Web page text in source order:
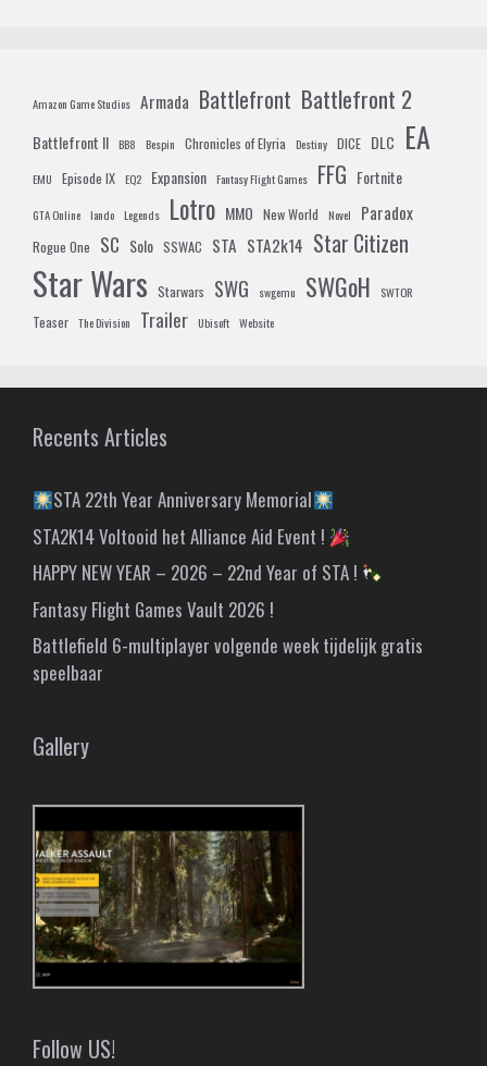
Amazon Game Studios Armada Battlefront Battlefront 2
Battlefront II BB8 Bespin Chronicles of Elyria Destiny DICE DLC EA
EMU Episode IX EQ2 Expansion Fantasy Flight Games FFG Fortnite
GTA Online lando Legends Lotro MMO New World Novel Paradox
Rogue One SC Solo SSWAC STA STA2k14 Star Citizen
Star Wars Starwars SWG swgemu SWGoH SWTOR
Teaser The Division Trailer Ubisoft Website
Recents Articles
STA 22th Year Anniversary Memorial
STA2K14 Voltooid het Alliance Aid Event !
HAPPY NEW YEAR – 2026 – 22nd Year of STA !
Fantasy Flight Games Vault 2026 !
Battlefield 6-multiplayer volgende week tijdelijk gratis
speelbaar
Gallery
Follow US!